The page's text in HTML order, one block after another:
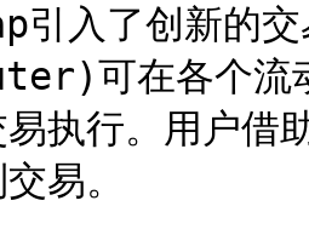
引入了创新的
可在各个流
执行。用户借
易。